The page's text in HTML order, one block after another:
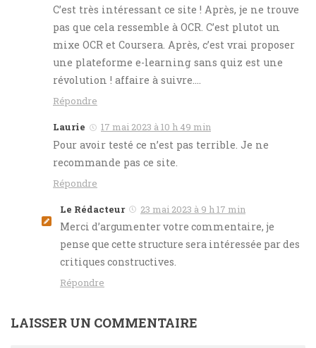
C’est très intéressant ce site ! Après, je ne trouve
pas que cela ressemble à OCR. C’est plutot un
mixe OCR et Coursera. Après, c’est vrai proposer
une plateforme e-learning sans quiz est une
révolution ! affaire à suivre….
Répondre
Laurie 17 mai 2023 à 10 h 49 min
Pour avoir testé ce n’est pas terrible. Je ne
recommande pas ce site.
Répondre
Le Rédacteur 23 mai 2023 à 9 h 17 min
Merci d’argumenter votre commentaire, je
pense que cette structure sera intéressée par des
critiques constructives.
Répondre
LAISSER UN COMMENTAIRE